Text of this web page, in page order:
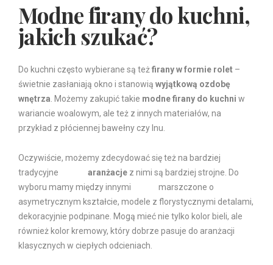
Modne firany do kuchni,
jakich szukać?
Do kuchni często wybierane są teżfirany w formie rolet –
świetnie zasłaniają okno i stanowią wyjątkową ozdobę
wnętrza . Możemy zakupić takie modne firany do kuchni w
wariancie woalowym, ale też z innych materiałów, na
przykład z płóciennej bawełny czy lnu.
Oczywiście, możemy zdecydować się też na bardziej
tradycyjne
aranżacje z nimi są bardziej strojne. Do
wyboru mamy między innymi
marszczone o
asymetrycznym kształcie, modele z florystycznymi detalami,
dekoracyjnie podpinane. Mogą mieć nie tylko kolor bieli, ale
również kolor kremowy, który dobrze pasuje do aranżacji
klasycznych w ciepłych odcieniach.